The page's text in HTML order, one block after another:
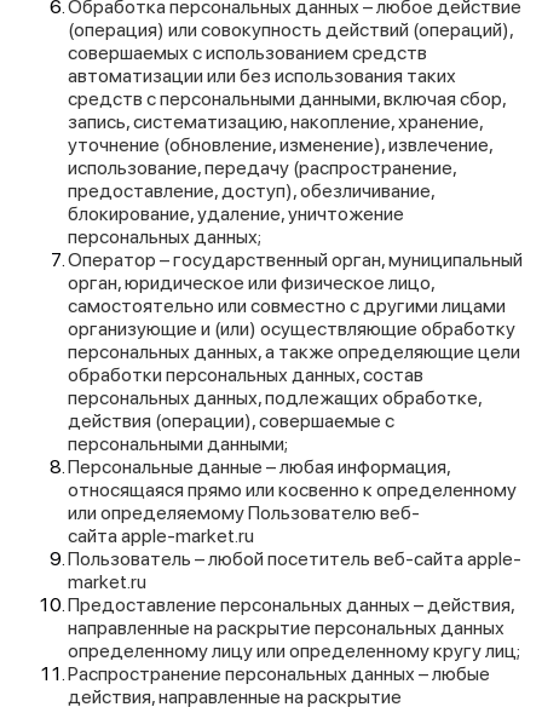
Обработка персональных данных – любое действие
(операция) или совокупность действий (операций),
совершаемых с использованием средств
автоматизации или без использования таких
средств с персональными данными, включая сбор,
запись, систематизацию, накопление, хранение,
уточнение (обновление, изменение), извлечение,
использование, передачу (распространение,
предоставление, доступ), обезличивание,
блокирование, удаление, уничтожение
персональных данных;
Оператор – государственный орган, муниципальный
орган, юридическое или физическое лицо,
самостоятельно или совместно с другими лицами
организующие и (или) осуществляющие обработку
персональных данных, а также определяющие цели
обработки персональных данных, состав
персональных данных, подлежащих обработке,
действия (операции), совершаемые с
персональными данными;
Персональные данные – любая информация,
относящаяся прямо или косвенно к определенному
или определяемому Пользователю веб-
сайта apple-market.ru
Пользователь – любой посетитель веб-сайта apple-
market.ru
Предоставление персональных данных – действия,
направленные на раскрытие персональных данных
определенному лицу или определенному кругу лиц;
Распространение персональных данных – любые
действия, направленные на раскрытие